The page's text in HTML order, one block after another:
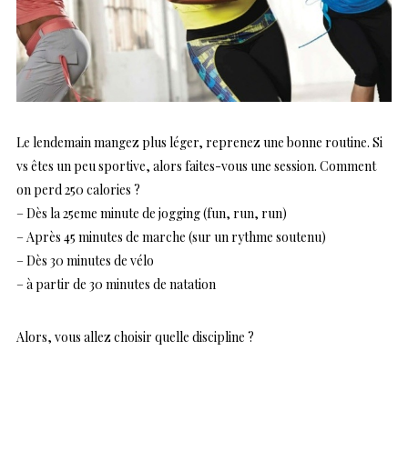
Le lendemain mangez plus léger, reprenez une bonne routine. Si
vs êtes un peu sportive, alors faites-vous une session. Comment
on perd 250 calories ?
– Dès la 25eme minute de jogging (fun, run, run)
– Après 45 minutes de marche (sur un rythme soutenu)
– Dès 30 minutes de vélo
– à partir de 30 minutes de natation
Alors, vous allez choisir quelle discipline ?